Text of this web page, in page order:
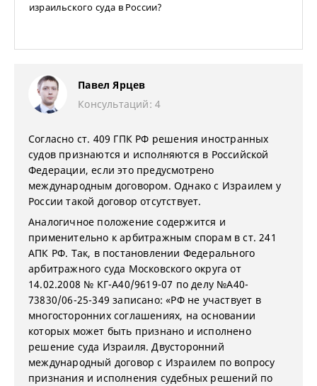
израильского суда в России?
Павел Ярцев
Консультаций: 4
Согласно ст. 409 ГПК РФ решения иностранных
судов признаются и исполняются в Российской
Федерации, если это предусмотрено
международным договором. Однако с Израилем у
России такой договор отсутствует.
Аналогичное положение содержится и
применительно к арбитражным спорам в ст. 241
АПК РФ. Так, в постановлении Федерального
арбитражного суда Московского округа от
14.02.2008 № КГ-А40/9619-07 по делу №А40-
73830/06-25-349 записано: «РФ не участвует в
многосторонних соглашениях, на основании
которых может быть признано и исполнено
решение суда Израиля. Двусторонний
международный договор с Израилем по вопросу
признания и исполнения судебных решений по